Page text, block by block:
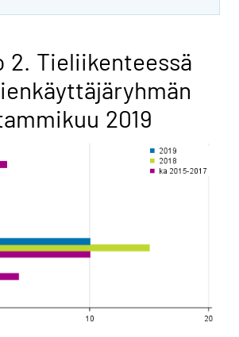
2. Tieliikenteessä
2019